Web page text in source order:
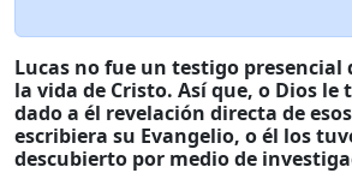
Lucas no fue un testigo presencial
la vida de Cristo. Así que, o Dios le
dado a él revelación directa de
escribiera su Evangelio, o él los
descubierto por medio de